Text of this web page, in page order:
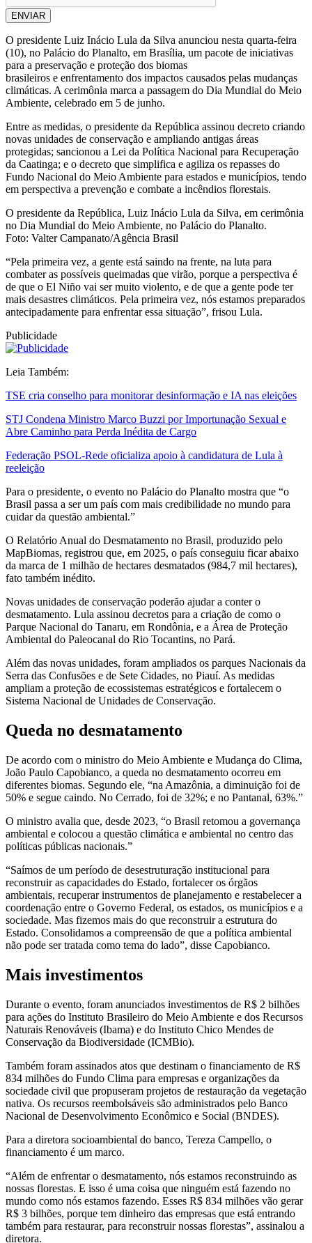
ENVIAR
O presidente Luiz Inácio Lula da Silva anunciou nesta quarta-feira
(10), no Palácio do Planalto, em Brasília, um pacote de iniciativas
para a preservação e proteção dos biomas
brasileiros e enfrentamento dos impactos causados pelas mudanças
climáticas. A cerimônia marca a passagem do Dia Mundial do Meio
Ambiente, celebrado em 5 de junho.
Entre as medidas, o presidente da República assinou decreto criando
novas unidades de conservação e ampliando antigas áreas
protegidas; sancionou a Lei da Política Nacional para Recuperação
da Caatinga; e o decreto que simplifica e agiliza os repasses do
Fundo Nacional do Meio Ambiente para estados e municípios, tendo
em perspectiva a prevenção e combate a incêndios florestais.
O presidente da República, Luiz Inácio Lula da Silva, em cerimônia
no Dia Mundial do Meio Ambiente, no Palácio do Planalto.
Foto: Valter Campanato/Agência Brasil
“Pela primeira vez, a gente está saindo na frente, na luta para
combater as possíveis queimadas que virão, porque a perspectiva é
de que o El Niño vai ser muito violento, e de que a gente pode ter
mais desastres climáticos. Pela primeira vez, nós estamos preparados
antecipadamente para enfrentar essa situação”, frisou Lula.
Publicidade
Leia Também:
TSE cria conselho para monitorar desinformação e IA nas eleições
STJ Condena Ministro Marco Buzzi por Importunação Sexual e
Abre Caminho para Perda Inédita de Cargo
Federação PSOL-Rede oficializa apoio à candidatura de Lula à
reeleição
Para o presidente, o evento no Palácio do Planalto mostra que “o
Brasil passa a ser um país com mais credibilidade no mundo para
cuidar da questão ambiental.”
O Relatório Anual do Desmatamento no Brasil, produzido pelo
MapBiomas, registrou que, em 2025, o país conseguiu ficar abaixo
da marca de 1 milhão de hectares desmatados (984,7 mil hectares),
fato também inédito.
Novas unidades de conservação poderão ajudar a conter o
desmatamento. Lula assinou decretos para a criação de como o
Parque Nacional do Tanaru, em Rondônia, e a Área de Proteção
Ambiental do Paleocanal do Rio Tocantins, no Pará.
Além das novas unidades, foram ampliados os parques Nacionais da
Serra das Confusões e de Sete Cidades, no Piauí. As medidas
ampliam a proteção de ecossistemas estratégicos e fortalecem o
Sistema Nacional de Unidades de Conservação.
Queda no desmatamento
De acordo com o ministro do Meio Ambiente e Mudança do Clima,
João Paulo Capobianco, a queda no desmatamento ocorreu em
diferentes biomas. Segundo ele, “na Amazônia, a diminuição foi de
50% e segue caindo. No Cerrado, foi de 32%; e no Pantanal, 63%.”
O ministro avalia que, desde 2023, “o Brasil retomou a governança
ambiental e colocou a questão climática e ambiental no centro das
políticas públicas nacionais.”
“Saímos de um período de desestruturação institucional para
reconstruir as capacidades do Estado, fortalecer os órgãos
ambientais, recuperar instrumentos de planejamento e restabelecer a
coordenação entre o Governo Federal, os estados, os municípios e a
sociedade. Mas fizemos mais do que reconstruir a estrutura do
Estado. Consolidamos a compreensão de que a política ambiental
não pode ser tratada como tema do lado”, disse Capobianco.
Mais investimentos
Durante o evento, foram anunciados investimentos de R$ 2 bilhões
para ações do Instituto Brasileiro do Meio Ambiente e dos Recursos
Naturais Renováveis (Ibama) e do Instituto Chico Mendes de
Conservação da Biodiversidade (ICMBio).
Também foram assinados atos que destinam o financiamento de R$
834 milhões do Fundo Clima para empresas e organizações da
sociedade civil que propuseram projetos de restauração da vegetação
nativa. Os recursos reembolsáveis são administrados pelo Banco
Nacional de Desenvolvimento Econômico e Social (BNDES).
Para a diretora socioambiental do banco, Tereza Campello, o
financiamento é um marco.
“Além de enfrentar o desmatamento, nós estamos reconstruindo as
nossas florestas. E isso é uma coisa que ninguém está fazendo no
mundo como nós estamos fazendo. Esses R$ 834 milhões vão gerar
R$ 3 bilhões, porque tem dinheiro das empresas que está entrando
também para restaurar, para reconstruir nossas florestas”, assinalou a
diretora.